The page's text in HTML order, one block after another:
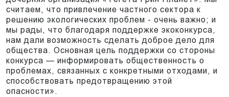
считаем, что привлечение частного сектора к
решению экологических проблем - очень важно; и
мы рады, что благодаря поддержке экоконкурса,
нам дали возможность сделать доброе дело для
общества. Основная цель поддержки со стороны
конкурса — информировать общественность о
проблемах, связанных с конкретными отходами, и
способствовать предотвращению этой
опасности».